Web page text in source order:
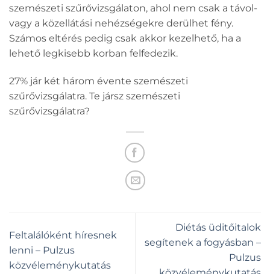
szemészeti szűrővizsgálaton, ahol nem csak a távol-
vagy a közellátási nehézségekre derülhet fény.
Számos eltérés pedig csak akkor kezelhető, ha a
lehető legkisebb korban felfedezik.
27% jár két három évente szemészeti
szűrővizsgálatra. Te jársz szemészeti
szűrővizsgálatra?
Feltalálóként híresnek
lenni – Pulzus
közvéleménykutatás
Diétás üditőitalok
segítenek a fogyásban –
Pulzus